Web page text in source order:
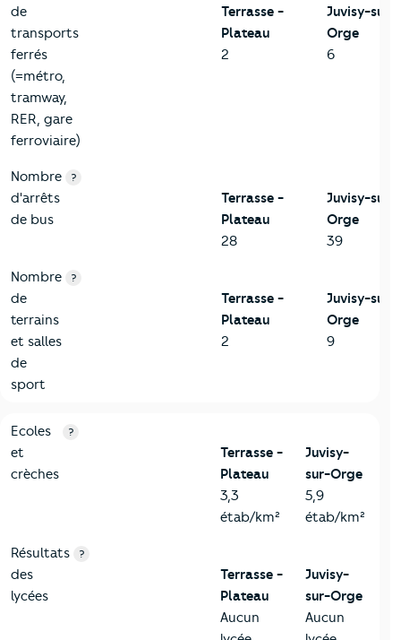
de
transports
ferrés
(=métro,
tramway,
RER, gare
ferroviaire)
Terrasse -
Plateau
2
Juvisy-sur-
Orge
6
Nombre
d'arrêts
de bus
?
Terrasse -
Plateau
28
Juvisy-sur-
Orge
39
Nombre
de
terrains
et salles
de
sport
?
Terrasse -
Plateau
2
Juvisy-sur-
Orge
9
4-Education
Critères
Ecoles
et
crèches
?
Terrasse -
Plateau
3,3
étab/km²
Juvisy-
sur-Orge
5,9
étab/km²
Résultats
des
lycées
?
Terrasse -
Plateau
Aucun
Juvisy-
sur-Orge
Aucun